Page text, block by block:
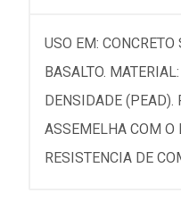
USO EM:
BASALTO.
DENSIDADE (PEAD).
ASSEMELHA COM O
RESISTENCIA DE